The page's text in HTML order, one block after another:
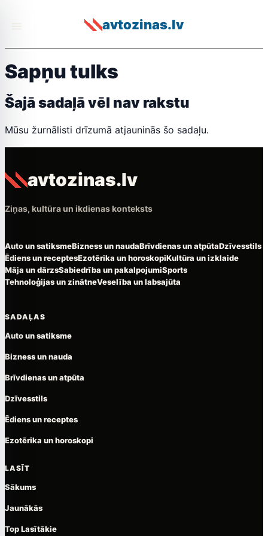
avtozinas.lv
Sapņu tulks
Šajā sadaļā vēl nav rakstu
Mūsu žurnālisti drīzumā atjauninās šo sadaļu.
avtozinas.lv
Ziņas, kultūra un ikdienas konteksts
Auto un satiksmeBizness un naudaBrīvdienas un atpūtaDzīvesstils
Ēdiens un receptesEzotērika un horoskopiKultūra un izklaide
Māja un dārzsSabiedrība un pakalpojumiSports
Tehnoloģijas un zinātneVeselība un labsajūta
SADAĻAS
Auto un satiksme
Bizness un nauda
Brīvdienas un atpūta
Dzīvesstils
Ēdiens un receptes
Ezotērika un horoskopi
LASĪT
Sākums
Jaunākās
Top Lasītākie